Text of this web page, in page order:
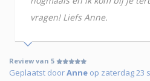
vragen! Liefs Anne.
Review van 5
Geplaatst doorAnne op zaterdag 23